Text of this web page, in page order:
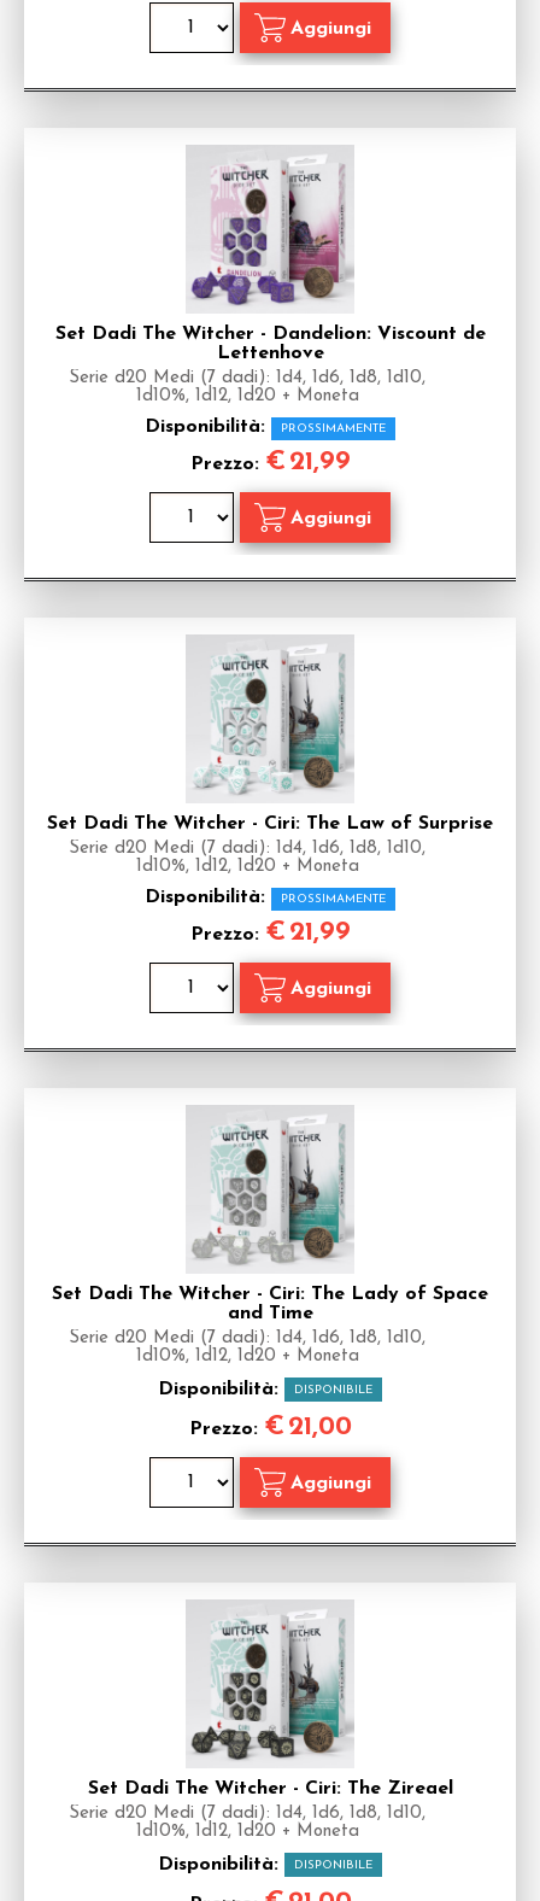
Set Dadi The Witcher - Dandelion: Viscount de
Lettenhove
Serie d20 Medi (7 dadi): 1d4, 1d6, 1d8, 1d10,
1d10%, 1d12, 1d20 + Moneta
Disponibilità: PROSSIMAMENTE
Prezzo: € 21,99
Set Dadi The Witcher - Ciri: The Law of Surprise
Serie d20 Medi (7 dadi): 1d4, 1d6, 1d8, 1d10,
1d10%, 1d12, 1d20 + Moneta
Disponibilità: PROSSIMAMENTE
Prezzo: € 21,99
Set Dadi The Witcher - Ciri: The Lady of Space
and Time
Serie d20 Medi (7 dadi): 1d4, 1d6, 1d8, 1d10,
1d10%, 1d12, 1d20 + Moneta
Disponibilità: DISPONIBILE
Prezzo: € 21,00
Set Dadi The Witcher - Ciri: The Zireael
Serie d20 Medi (7 dadi): 1d4, 1d6, 1d8, 1d10,
1d10%, 1d12, 1d20 + Moneta
Disponibilità: DISPONIBILE